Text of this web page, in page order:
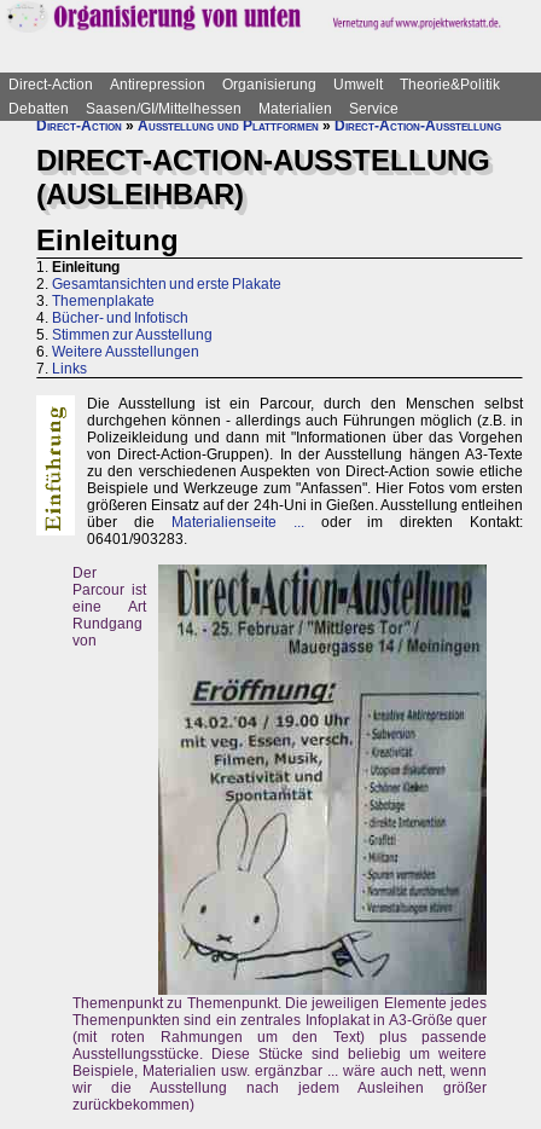
Direct-Action Antirepression Organisierung Umwelt
Theorie&Politik
Debatten
Saasen/GI/Mittelhessen Materialien
Service
Direct-Action»Ausstellung und Plattformen»Direct-Action-Ausstellung
DIRECT-ACTION-AUSSTELLUNG
(AUSLEIHBAR)
Einleitung
1. Einleitung
2. Gesamtansichten und erste Plakate
3. Themenplakate
4. Bücher- und Infotisch
5. Stimmen zur Ausstellung
6. Weitere Ausstellungen
7. Links
Die Ausstellung ist ein Parcour, durch den Menschen selbst
durchgehen können - allerdings auch Führungen möglich (z.B. in
Polizeikleidung und dann mit "Informationen über das Vorgehen
von Direct-Action-Gruppen). In der Ausstellung hängen A3-Texte
zu den verschiedenen Auspekten von Direct-Action sowie etliche
Beispiele und Werkzeuge zum "Anfassen". Hier Fotos vom ersten
größeren Einsatz auf der 24h-Uni in Gießen. Ausstellung entleihen
über die
Materialienseite ...oder im direkten Kontakt:
06401/903283.
Der
Parcour ist
eine Art
Rundgang
von
Themenpunkt zu Themenpunkt. Die jeweiligen Elemente jedes
Themenpunkten sind ein zentrales Infoplakat in A3-Größe quer
(mit roten Rahmungen um den Text) plus passende
Ausstellungsstücke. Diese Stücke sind beliebig um weitere
Beispiele, Materialien usw. ergänzbar ... wäre auch nett, wenn
wir die Ausstellung nach jedem Ausleihen größer
zurückbekommen)